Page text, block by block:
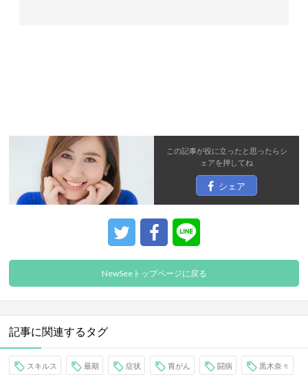
この記事が役に立ったと思ったらシ
ェアを押してね
シェア
NewSeeトップページに戻る
記事に関連するタグ
スキルス 最期 症状 胃がん 闘病 黒木奈々